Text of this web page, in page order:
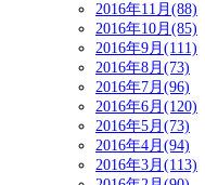
2016年11月(88)
2016年10月(85)
2016年9月(111)
2016年8月(73)
2016年7月(96)
2016年6月(120)
2016年5月(73)
2016年4月(94)
2016年3月(113)